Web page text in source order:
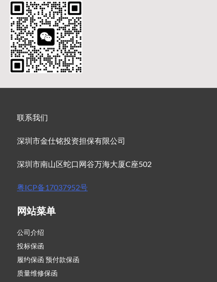
联系我们
深圳市金仕铭投资担保有限公司
深圳市南山区蛇口网谷万海大厦C座502
粤ICP备17037952号
网站菜单
公司介绍
投标保函
履约保函 预付款保函
质量维修保函